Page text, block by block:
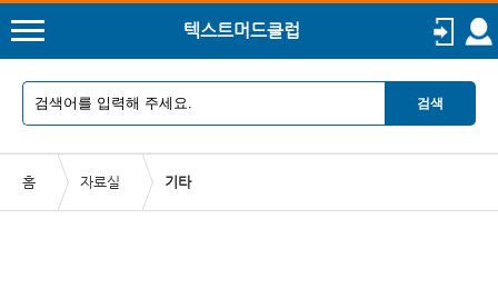
텍스트머드클럽
검색
홈 자료실 기타